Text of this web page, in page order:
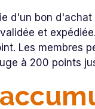
d'un bon
et
Les membres
à 200 points